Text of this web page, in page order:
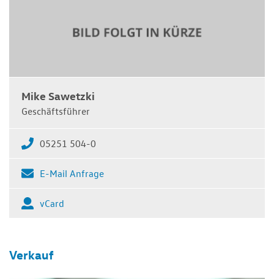
Mike Sawetzki
Geschäftsführer
05251 504-0
E-Mail Anfrage
vCard
Verkauf